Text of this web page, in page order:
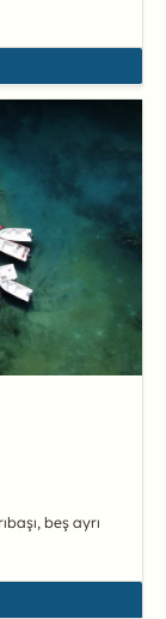
beş ayrı